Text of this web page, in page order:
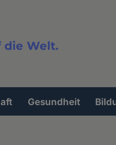
die Welt.
Gesundheit